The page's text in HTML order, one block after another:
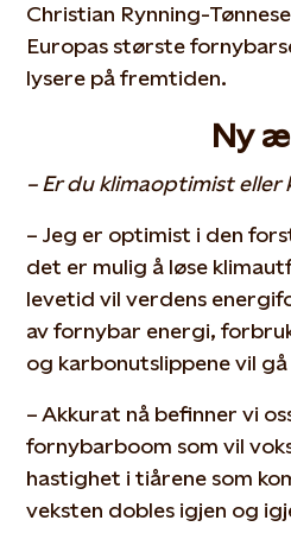
Christian Rynning-
Europas største
lysere på fremtiden.
Ny
– Er du klimaoptimist eller
– Jeg er optimist i den
det er mulig å løse
levetid vil verdens
av fornybar energi,
og karbonutslippene vil
– Akkurat nå befinner vi
fornybarboom som vil
hastighet i tiårene som
veksten dobles igjen og